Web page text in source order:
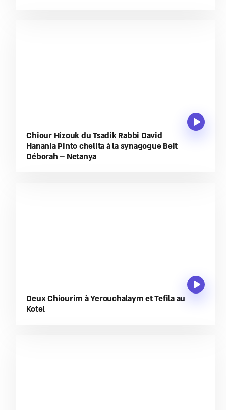
Chiour Hizouk du Tsadik Rabbi David
Hanania Pinto chelita à la synagogue Beit
Déborah – Netanya
Deux Chiourim à Yerouchalaym et Tefila au
Kotel